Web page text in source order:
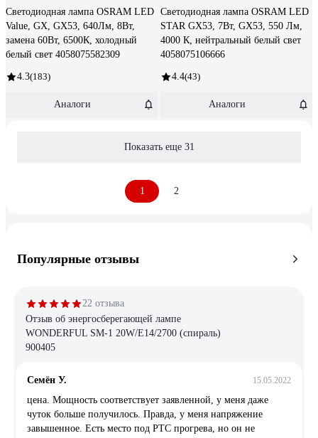
Светодиодная лампа OSRAM LED
Value, GX, GX53, 640Лм, 8Вт,
замена 60Вт, 6500К, холодный
белый свет 4058075582309
4.3(183)
Аналоги
Светодиодная лампа OSRAM LED
STAR GX53, 7Вт, GX53, 550 Лм,
4000 К, нейтральный белый свет
4058075106666
4.4(43)
Аналоги
Показать еще 31
1 2
Популярные отзывы
22 отзыва
Отзыв об энергосберегающей лампе
WONDERFUL SM-1 20W/E14/2700 (спираль)
900405
Семён У. 15.05.2022
цена. Мощность соответствует заявленной, у меня даже
чуток больше получилось. Правда, у меня напряжение
завышенное. Есть место под РТС прогрева, но он не